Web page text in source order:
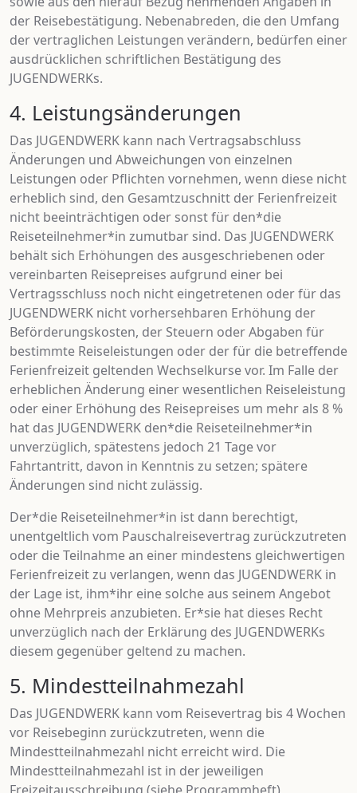
der Reisebestätigung. Nebenabreden, die den Umfang
der vertraglichen Leistungen verändern, bedürfen einer
ausdrücklichen schriftlichen Bestätigung des
JUGENDWERKs.
4. Leistungsänderungen
Das JUGENDWERK kann nach Vertragsabschluss
Änderungen und Abweichungen von einzelnen
Leistungen oder Pflichten vornehmen, wenn diese nicht
erheblich sind, den Gesamtzuschnitt der Ferienfreizeit
nicht beeinträchtigen oder sonst für den*die
Reiseteilnehmer*in zumutbar sind. Das JUGENDWERK
behält sich Erhöhungen des ausgeschriebenen oder
vereinbarten Reisepreises aufgrund einer bei
Vertragsschluss noch nicht eingetretenen oder für das
JUGENDWERK nicht vorhersehbaren Erhöhung der
Beförderungskosten, der Steuern oder Abgaben für
bestimmte Reiseleistungen oder der für die betreffende
Ferienfreizeit geltenden Wechselkurse vor. Im Falle der
erheblichen Änderung einer wesentlichen Reiseleistung
oder einer Erhöhung des Reisepreises um mehr als 8 %
hat das JUGENDWERK den*die Reiseteilnehmer*in
unverzüglich, spätestens jedoch 21 Tage vor
Fahrtantritt, davon in Kenntnis zu setzen; spätere
Änderungen sind nicht zulässig.
Der*die Reiseteilnehmer*in ist dann berechtigt,
unentgeltlich vom Pauschalreisevertrag zurückzutreten
oder die Teilnahme an einer mindestens gleichwertigen
Ferienfreizeit zu verlangen, wenn das JUGENDWERK in
der Lage ist, ihm*ihr eine solche aus seinem Angebot
ohne Mehrpreis anzubieten. Er*sie hat dieses Recht
unverzüglich nach der Erklärung des JUGENDWERKs
diesem gegenüber geltend zu machen.
5. Mindestteilnahmezahl
Das JUGENDWERK kann vom Reisevertrag bis 4 Wochen
vor Reisebeginn zurückzutreten, wenn die
Mindestteilnahmezahl nicht erreicht wird. Die
Mindestteilnahmezahl ist in der jeweiligen